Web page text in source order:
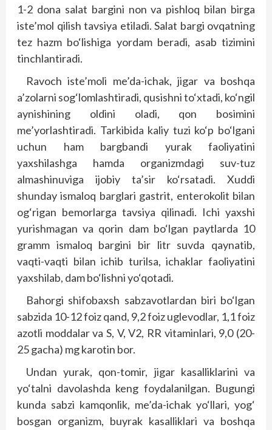
1-2 dona salat bargini non va pishloq bilan birga
iste’mol qilish tavsiya etiladi. Salat bargi ovqatning
tez hazm bo‘lishiga yordam beradi, asab tizimini
tinchlantiradi.
Ravoch iste’moli me’da-ichak, jigar va boshqa
a’zolarni sog‘lomlashtiradi, qusishni to‘xtadi, ko‘ngil
aynishining oldini oladi, qon bosimini
me’yorlashtiradi. Tarkibida kaliy tuzi ko‘p bo‘lgani
uchun ham bargbandi yurak faoliyatini
yaxshilashga hamda organizmdagi suv-tuz
almashinuviga ijobiy ta’sir ko‘rsatadi. Xuddi
shunday ismaloq barglari gastrit, enterokolit bilan
og‘rigan bemorlarga tavsiya qilinadi. Ichi yaxshi
yurishmagan va qorin dam bo‘lgan paytlarda 10
gramm ismaloq bargini bir litr suvda qaynatib,
vaqti-vaqti bilan ichib turilsa, ichaklar faoliyatini
yaxshilab, dam bo‘lishni yo‘qotadi.
Bahorgi shifobaxsh sabzavotlardan biri bo‘lgan
sabzida 10-12 foiz qand, 9,2 foiz uglevodlar, 1,1 foiz
azotli moddalar va S, V, V2, RR vitaminlari, 9,0 (20-
25 gacha) mg karotin bor.
Undan yurak, qon-tomir, jigar kasalliklarini va
yo‘talni davolashda keng foydalanilgan. Bugungi
kunda sabzi kamqonlik, me’da-ichak yo‘llari, yog‘
bosgan organizm, buyrak kasalliklari va boshqa